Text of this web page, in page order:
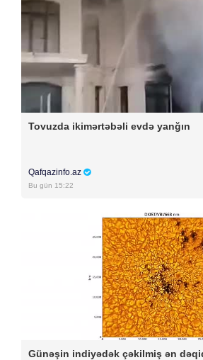
Tovuzda ikimərtəbəli evdə yanğın
Qafqazinfo.az
Bu gün 15:22
Günəşin indiyədək çəkilmiş ən